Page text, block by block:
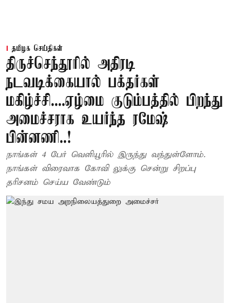
தமிழக செய்திகள்
திருச்செந்தூரில் அதிரடி
நடவடிக்கையால் பக்தர்கள்
மகிழ்ச்சி....ஏழ்மை குடும்பத்தில் பிறந்து
அமைச்சராக உயர்ந்த ரமேஷ்
பின்னணி..!
நாங்கள் 4 பேர் வெளியூரில் இருந்து வந்துள்ளோம்.
நாங்கள் விரைவாக கோவி லுக்கு சென்று சிறப்பு
தரிசனம் செய்ய வேண்டும்